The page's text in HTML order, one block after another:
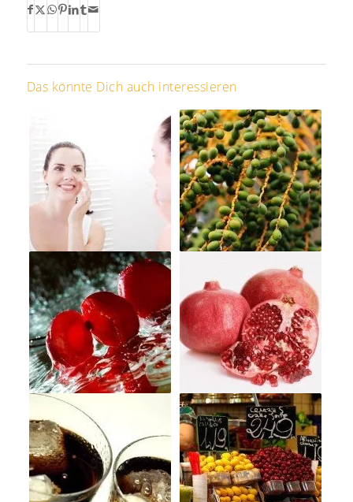
Das könnte Dich auch interessieren